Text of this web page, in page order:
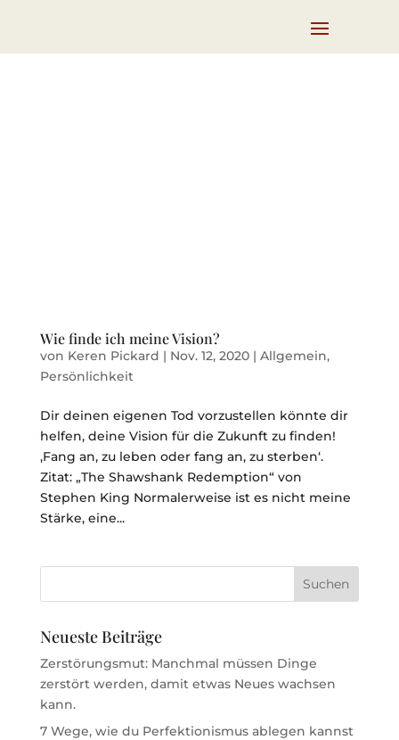
Wie finde ich meine Vision?
von Keren Pickard | Nov. 12, 2020| Allgemein,
Persönlichkeit
Dir deinen eigenen Tod vorzustellen könnte dir
helfen, deine Vision für die Zukunft zu finden!
‚Fang an, zu leben oder fang an, zu sterben‘.
Zitat: „The Shawshank Redemption“ von
Stephen King Normalerweise ist es nicht meine
Stärke, eine...
Neueste Beiträge
Zerstörungsmut: Manchmal müssen Dinge
zerstört werden, damit etwas Neues wachsen
kann.
7 Wege, wie du Perfektionismus ablegen kannst